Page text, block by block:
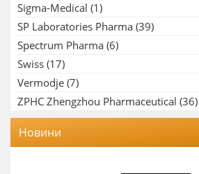
Sigma-Medical (1)
SP Laboratories Pharma (39)
Spectrum Pharma (6)
Swiss (17)
Vermodje (7)
ZPHC Zhengzhou Pharmaceutical (36)
Новини